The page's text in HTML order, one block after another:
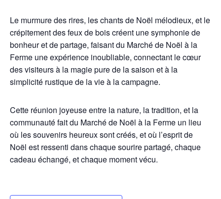
Le murmure des rires, les chants de Noël mélodieux, et le
crépitement des feux de bois créent une symphonie de
bonheur et de partage, faisant du Marché de Noël à la
Ferme une expérience inoubliable, connectant le cœur
des visiteurs à la magie pure de la saison et à la
simplicité rustique de la vie à la campagne.
Cette réunion joyeuse entre la nature, la tradition, et la
communauté fait du Marché de Noël à la Ferme un lieu
où les souvenirs heureux sont créés, et où l’esprit de
Noël est ressenti dans chaque sourire partagé, chaque
cadeau échangé, et chaque moment vécu.